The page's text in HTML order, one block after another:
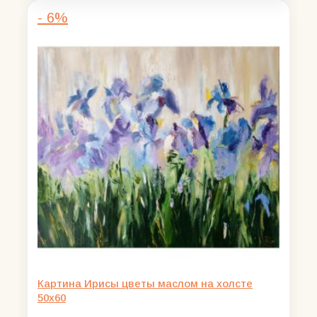
- 6%
Картина Ирисы цветы маслом на холсте
50х60